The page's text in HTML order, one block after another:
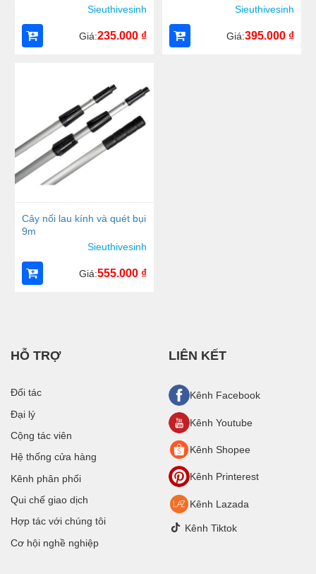
Sieuthivesinh
Giá:235.000 ₫
Sieuthivesinh
Giá:395.000 ₫
Cây nối lau kính và quét bụi
9m
Sieuthivesinh
Giá:555.000 ₫
HỖ TRỢ
Đối tác
Đại lý
Cộng tác viên
Hệ thống cửa hàng
Kênh phân phối
Qui chế giao dịch
Hợp tác với chúng tôi
Cơ hội nghề nghiệp
LIÊN KẾT
Kênh Facebook
Kênh Youtube
Kênh Shopee
Kênh Printerest
Kênh Lazada
Kênh Tiktok